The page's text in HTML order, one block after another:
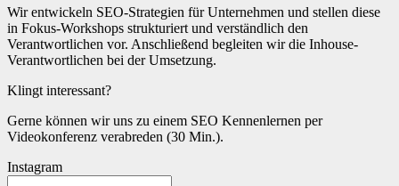
Wir entwickeln SEO-Strategien für Unternehmen und stellen diese
in Fokus-Workshops strukturiert und verständlich den
Verantwortlichen vor. Anschließend begleiten wir die Inhouse-
Verantwortlichen bei der Umsetzung.
Klingt interessant?
Gerne können wir uns zu einem SEO Kennenlernen per
Videokonferenz verabreden (30 Min.).
Instagram